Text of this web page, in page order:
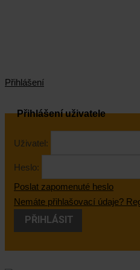
Přihlášení
Přihlášení uživatele
Uživatel:
Heslo:
Poslat zapomenuté heslo
Nemáte přihlašovací údaje?